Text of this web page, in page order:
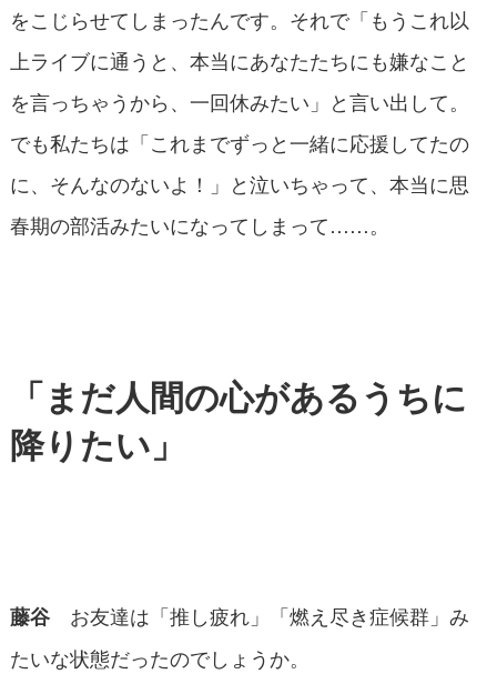
をこじらせてしまったんです。それで「もうこれ以
上ライブに通うと、本当にあなたたちにも嫌なこと
を言っちゃうから、一回休みたい」と言い出して。
でも私たちは「これまでずっと一緒に応援してたの
に、そんなのないよ！」と泣いちゃって、本当に思
春期の部活みたいになってしまって……。
「まだ人間の心があるうちに
降りたい」
藤谷 お友達は「推し疲れ」「燃え尽き症候群」み
たいな状態だったのでしょうか。